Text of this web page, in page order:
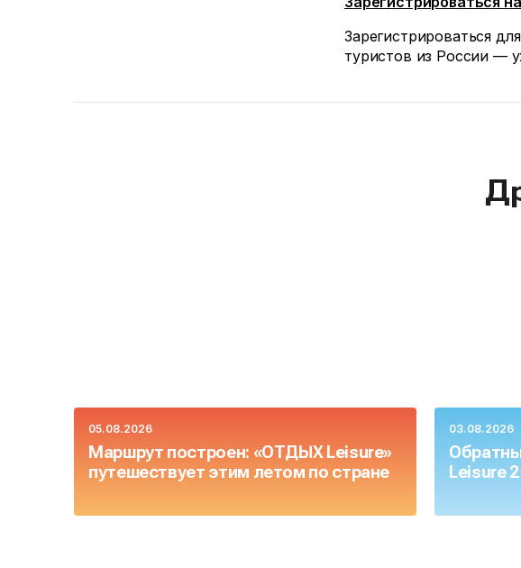
Зарегистрироваться
туристов из России —
05.08.2026
Маршрут построен: «ОТДЫХ Leisure»
путешествует этим летом по стране
03.08.2026
Leisure